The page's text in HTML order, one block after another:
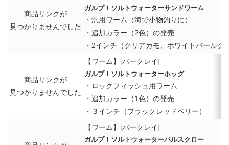
商品リンクが
見つかりませんでした
ガルプ！ソルトウォーターサンドワーム
・汎用ワーム（海で小物釣りに）
・追加カラー（2色）の発売
・2インチ（クリアカモ、ホワイトパールグ
商品リンクが
見つかりませんでした
【ワーム】[バークレイ]
ガルプ！ソルトウォーターホッグ
・ロックフィッシュ用ワーム
・追加カラー（1色）の発売
・３インチ（ブラックレッドベリー）
【ワーム】[バークレイ]
ガルプ！ソルトウォーターパルスクロー